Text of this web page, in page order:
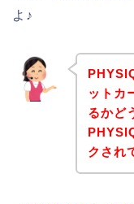
よ♪
ットカ
るかど
クされ